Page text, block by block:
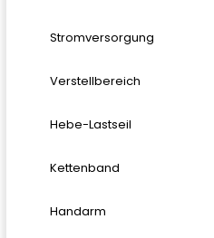
Stromversorgung
Verstellbereich
Hebe-Lastseil
Kettenband
Handarm